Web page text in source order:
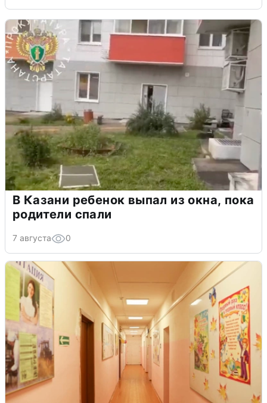
В Казани ребенок выпал из окна, пока
родители спали
7 августа 0